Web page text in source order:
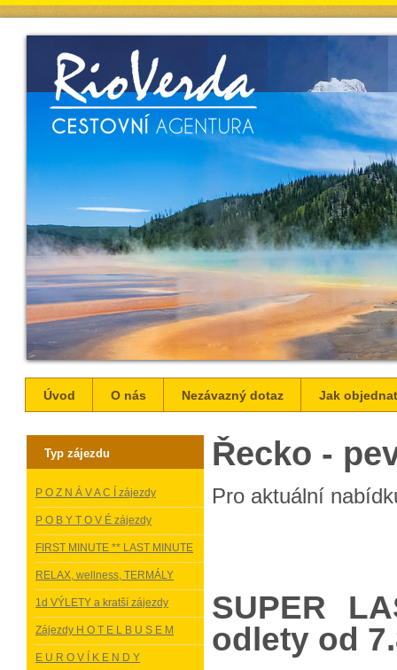
Úvod O nás Nezávazný dotaz Jak
Typ zájezdu
P O Z N Á V A C Í zájezdy
P O B Y T O V É zájezdy
FIRST MINUTE ** LAST MINUTE
RELAX, wellness, TERMÁLY
1d VÝLETY a kratší zájezdy
Zájezdy H O T E L B U S E M
E U R O V Í K E N D Y
Řecko -
Pro aktuální
SUPER
odlety od